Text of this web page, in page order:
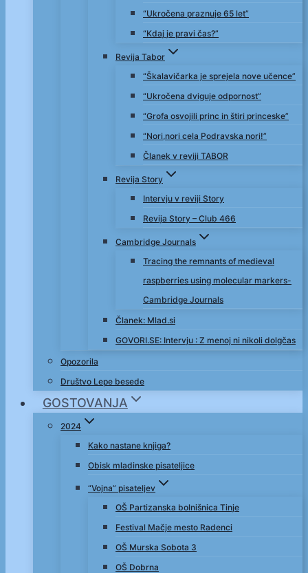
“Ukročena praznuje 65 let”
“Kdaj je pravi čas?”
Revija Tabor
“Škalavičarka je sprejela nove učence”
“Ukročena dviguje odpornost”
“Grofa osvojili princ in štiri princeske”
“Nori,nori cela Podravska nori!”
Članek v reviji TABOR
Revija Story
Intervju v reviji Story
Revija Story – Club 466
Cambridge Journals
Tracing the remnants of medieval
raspberries using molecular markers-
Cambridge Journals
Članek: Mlad.si
GOVORI.SE: Intervju : Z menoj ni nikoli dolgčas
Opozorila
Društvo Lepe besede
GOSTOVANJA
2024
Kako nastane knjiga?
Obisk mladinske pisateljice
“Vojna” pisateljev
OŠ Partizanska bolnišnica Tinje
Festival Mačje mesto Radenci
OŠ Murska Sobota 3
OŠ Dobrna